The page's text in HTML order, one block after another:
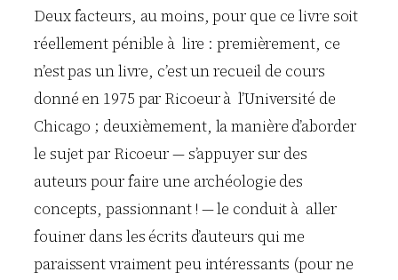
Deux facteurs, au moins, pour que ce livre soit
réellement pénible à lire : premièrement, ce
n’est pas un livre, c’est un recueil de cours
donné en 1975 par Ricoeur à l’Université de
Chicago ; deuxièmement, la manière d’aborder
le sujet par Ricoeur — s’appuyer sur des
auteurs pour faire une archéologie des
concepts, passionnant ! — le conduit à aller
fouiner dans les écrits d’auteurs qui me
paraissent vraiment peu intéressants (pour ne